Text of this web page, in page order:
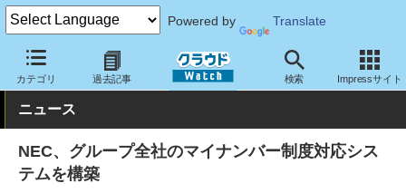
Powered by Translate
カテゴリ 過去記事 検索 Impressサイト
クラウド Watch トピック 事業戦略
ニュース
NEC、グループ全社のマイナンバー制度対応シス
テムを構築